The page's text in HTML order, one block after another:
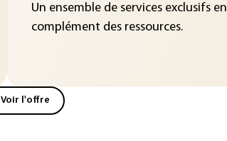
Un ensemble de services exclusifs en
complément des ressources.
Voir l'offre